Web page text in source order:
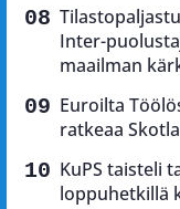
Inter-
maailman
Euroilta
ratkeaa
KuPS taisteli
loppuhetkillä